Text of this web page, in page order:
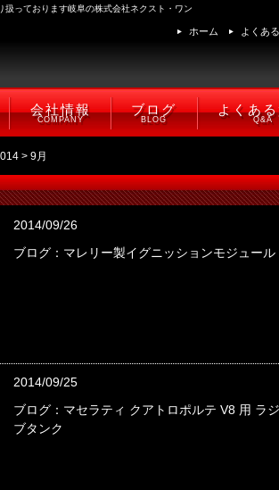
っております岐阜の株式会社ネクスト・ワン
ホーム よくあ
会社情報
COMPANY
ブログ
BLOG
よくあ
Q&A
> 9月
2014/09/26
ブログ：マレリー製イグニッションモジュール
2014/09/25
ブログ：マセラティ クアトロポルテ V8 用 ラ
ブタンク